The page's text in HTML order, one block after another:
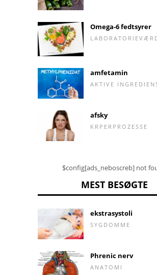
Omega-6 fedtsyrer
amfetamin
AKTIVE
afsky
KRPERPROZESSE
$config[ads_neboscreb] not
MEST BESØGTE
ekstrasystoli
SYGDOMME
Phrenic nerv
ANATOMI